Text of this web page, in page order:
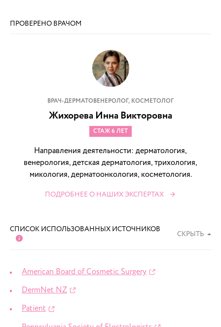
ПРОВЕРЕНО ВРАЧОМ
ВРАЧ-ДЕРМАТОВЕНЕРОЛОГ, КОСМЕТОЛОГ
Жихорева Инна Викторовна
СТАЖ 6 ЛЕТ
Направления деятельности: дерматология,
венерология, детская дерматология, трихология,
микология, дерматоонкология, косметология.
ПОДРОБНЕЕ О НАШИХ ЭКСПЕРТАХ
СПИСОК ИСПОЛЬЗОВАННЫХ ИСТОЧНИКОВ
СКРЫТЬ
American Board of Cosmetic Surgery
DermNet NZ
Patient